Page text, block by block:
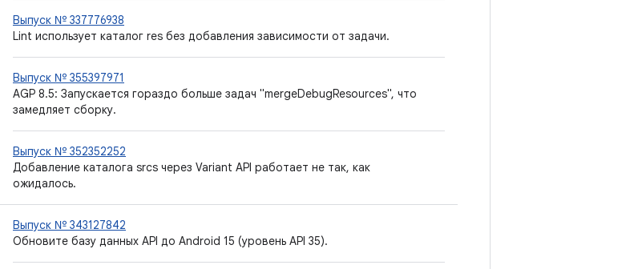
Выпуск № 337776938
Lint использует каталог res без добавления зависимости от задачи.
Выпуск № 355397971
AGP 8.5: Запускается гораздо больше задач "mergeDebugResources", что
замедляет сборку.
Выпуск № 352352252
Добавление каталога srcs через Variant API работает не так, как
ожидалось.
Выпуск № 343127842
Обновите базу данных API до Android 15 (уровень API 35).